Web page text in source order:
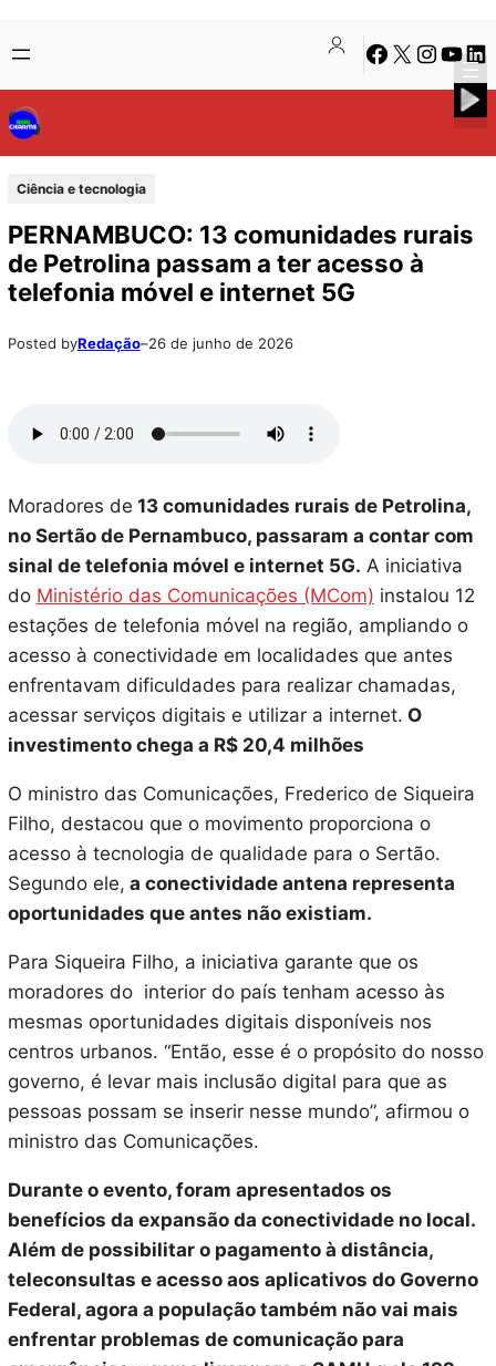
para
o
conteúdo
to
content
Facebook
X Instagram
Ciência e tecnologia
PERNAMBUCO: 13 comunidades rurais
de Petrolina passam a ter acesso à
telefonia móvel e internet 5G
Posted byRedação–26 de junho de 2026
Moradores de 13 comunidades rurais de Petrolina,
no Sertão de Pernambuco, passaram a contar com
sinal de telefonia móvel e internet 5G. A iniciativa
do Ministério das Comunicações (MCom) instalou 12
estações de telefonia móvel na região, ampliando o
acesso à conectividade em localidades que antes
enfrentavam dificuldades para realizar chamadas,
acessar serviços digitais e utilizar a internet. O
investimento chega a R$ 20,4 milhões
O ministro das Comunicações, Frederico de Siqueira
Filho, destacou que o movimento proporciona o
acesso à tecnologia de qualidade para o Sertão.
Segundo ele, a conectividade antena representa
oportunidades que antes não existiam.
Para Siqueira Filho, a iniciativa garante que os
moradores do interior do país tenham acesso às
mesmas oportunidades digitais disponíveis nos
centros urbanos. “Então, esse é o propósito do nosso
governo, é levar mais inclusão digital para que as
pessoas possam se inserir nesse mundo”, afirmou o
ministro das Comunicações.
Durante o evento, foram apresentados os
benefícios da expansão da conectividade no local.
Além de possibilitar o pagamento à distância,
teleconsultas e acesso aos aplicativos do Governo
Federal, agora a população também não vai mais
enfrentar problemas de comunicação para